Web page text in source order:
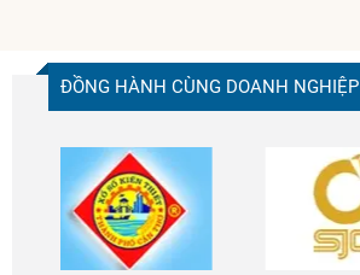
ĐỒNG HÀNH CÙNG DOANH NGHIỆP